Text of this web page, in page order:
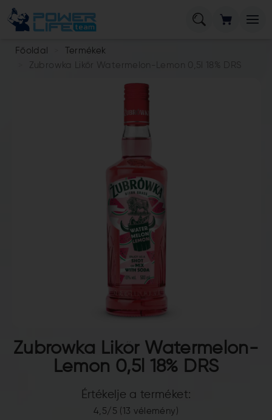
Főoldal
Termékek
Zubrowka Likőr Watermelon-Lemon 0,5l 18% DRS
Zubrowka Likőr Watermelon-
Lemon 0,5l 18% DRS
Értékelje a terméket:
4,5/5 (13 vélemény)